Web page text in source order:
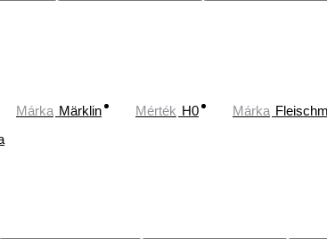
Márka Märklin Mérték H0 Márka